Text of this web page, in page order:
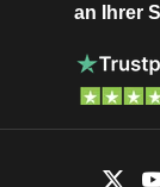
an Ihrer